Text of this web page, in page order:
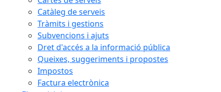
Catàleg de serveis
Tràmits i gestions
Subvencions i ajuts
Dret d'accés a la informació pública
Queixes, suggeriments i propostes
Impostos
Factura electrònica